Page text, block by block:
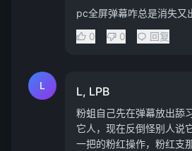
pc全屏弹幕咋总是消失又
0
0 回复
L L, LPB
粉蛆自己先在弹幕放出舔
它人，现在反倒怪别人说
一把的粉红操作，粉红支